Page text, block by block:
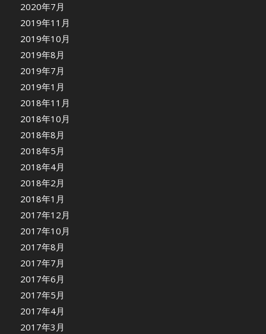
2020年7月
2019年11月
2019年10月
2019年8月
2019年7月
2019年1月
2018年11月
2018年10月
2018年8月
2018年5月
2018年4月
2018年2月
2018年1月
2017年12月
2017年10月
2017年8月
2017年7月
2017年6月
2017年5月
2017年4月
2017年3月